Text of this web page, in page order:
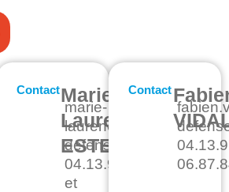
ContactMarie-
Laurence
ESTEVE
marie-
laurence.esteve@unsa-
defense.org
04.13.93.80.00
et
Contact